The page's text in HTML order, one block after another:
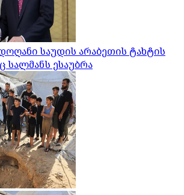
საუდის არაბეთის ტახტის
სალმანს ესაუბრა